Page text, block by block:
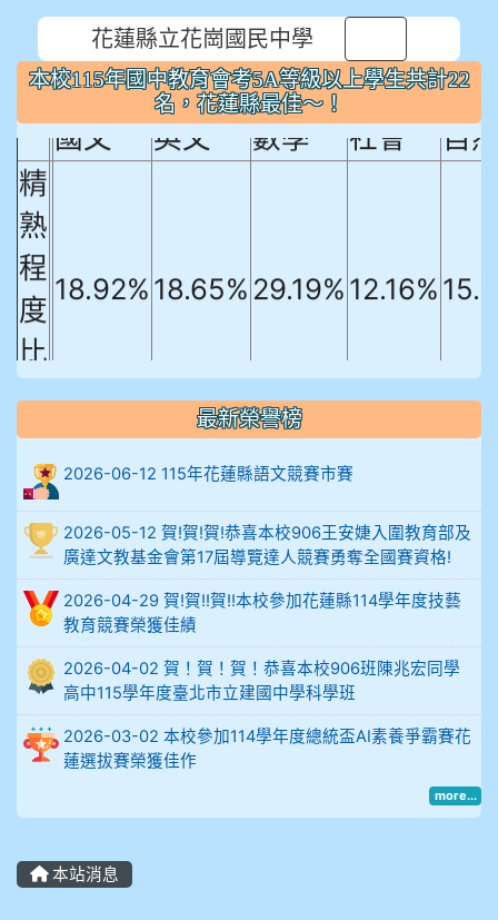
花蓮縣立花崗國民中學
本校115年國中教育會考5A等級以上學生共計22
名，花蓮縣最佳～！
本校115年國中教育會考5A等級以上
學生共計22名，花蓮縣最佳～！
國文
英文 數學 社會
自
精
熟
程
度
比
例
18.92% 18.65% 29.19% 12.16%
906陳兆宏 5A10+ 作文5
912余 嘉 5A10+
914謝佩臻 5A10+
902蘇奕愷
903陳品帆
904彭子庭
905蔣昇和
905周沛蓉
905鄭瑀安
最新榮譽榜
2026-06-12 115年花蓮縣語文競賽市賽
2026-05-12 賀!賀!賀!恭喜本校906王安婕入圍教育部及
廣達文教基金會第17屆導覽達人競賽勇奪全國賽資格!
2026-04-29 賀!賀!!賀!!本校參加花蓮縣114學年度技藝
教育競賽榮獲佳績
2026-04-02 賀！賀！賀！恭喜本校906班陳兆宏同學
高中115學年度臺北市立建國中學科學班
2026-03-02 本校參加114學年度總統盃AI素養爭霸賽花
蓮選拔賽榮獲佳作
more...
本站消息